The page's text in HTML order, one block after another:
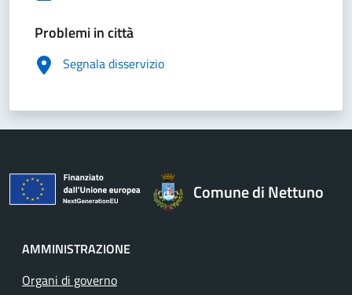
Problemi in città
Segnala disservizio
Comune di Nettuno
AMMINISTRAZIONE
Organi di governo